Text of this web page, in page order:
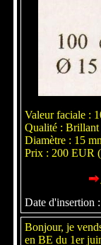
Valeur faciale :
Qualité :
Diamètre : 15
Prix : 200 EUR
Date d'insertion
Bonjour, je
en BE du 1er